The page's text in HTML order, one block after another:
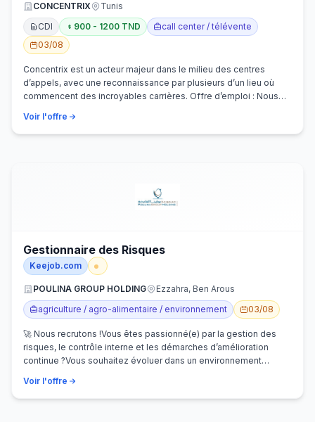
CONCENTRIX
Tunis
CDI
900 - 1200 TND
call center / télévente
03/08
Concentrix est un acteur majeur dans le milieu des centres
d’appels, avec une reconnaissance par plusieurs d’un lieu où
commencent des incroyables carrières. Offre d’emploi : Nous
Voir l'offre
Gestionnaire des Risques
Keejob.com
POULINA GROUP HOLDING
Ezzahra, Ben Arous
agriculture / agro-alimentaire / environnement
03/08
🚀 Nous recrutons !Vous êtes passionné(e) par la gestion des
risques, le contrôle interne et les démarches d’amélioration
continue ?Vous souhaitez évoluer dans un environnement
Voir l'offre